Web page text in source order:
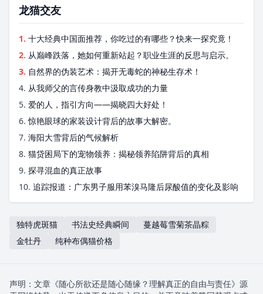
龙猫交友
1. 十大经典中国面推荐，你吃过的有哪些？快来一探究竟！
2. 从巅峰跌落，她如何重新站起？职业生涯的反思与启示。
3. 自然界的伪装艺术：揭开无毒蛇的神秘生存术！
4. 从我师父的言传身教中汲取成功的力量
5. 爱的人，指引方向——揭晓四大好处！
6. 惊艳眼球的家装设计背后的故事大解密。
7. 海阳大雪背后的气候解析
8. 猫贷困局下的宠物领养：揭秘领养陷阱背后的真相
9. 探寻混血的真正故事
10. 追踪报道：广东男子服用苯溴马隆后尿酸值的变化及影响
独特虎斑猫 书法史经典瞬间
蔓越莓雪菊茶晶粽
金牡丹
纯种布偶猫价格
声明：文章《随心所欲还是随心随缘？理解真正的自由与责任》源